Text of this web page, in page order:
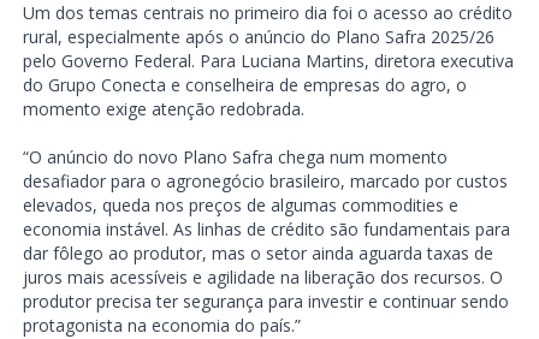
Um dos temas centrais no primeiro dia foi o acesso ao crédito
rural, especialmente após o anúncio do Plano Safra 2025/26
pelo Governo Federal. Para Luciana Martins, diretora executiva
do Grupo Conecta e conselheira de empresas do agro, o
momento exige atenção redobrada.
“O anúncio do novo Plano Safra chega num momento
desafiador para o agronegócio brasileiro, marcado por custos
elevados, queda nos preços de algumas commodities e
economia instável. As linhas de crédito são fundamentais para
dar fôlego ao produtor, mas o setor ainda aguarda taxas de
juros mais acessíveis e agilidade na liberação dos recursos. O
produtor precisa ter segurança para investir e continuar sendo
protagonista na economia do país.”